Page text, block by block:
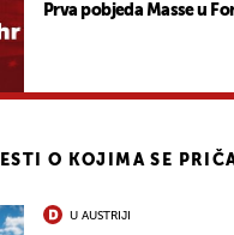
Prva pobjeda Masse u
O KOJIMA SE
U AUSTRIJI